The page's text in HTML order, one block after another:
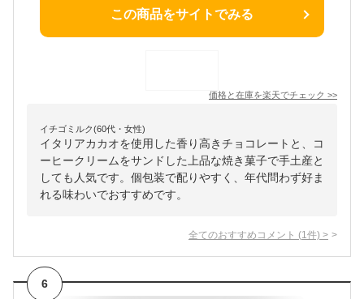
この商品をサイトでみる
価格と在庫を楽天でチェック >>
イチゴミルク(60代・女性)
イタリアカカオを使用した香り高きチョコレートと、コ
ーヒークリームをサンドした上品な焼き菓子で手土産と
しても人気です。個包装で配りやすく、年代問わず好ま
れる味わいでおすすめです。
全てのおすすめコメント (1 件) >
6